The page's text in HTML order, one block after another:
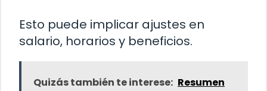
Esto puede implicar ajustes en
salario, horarios y beneficios.
Quizás también te interese: Resumen